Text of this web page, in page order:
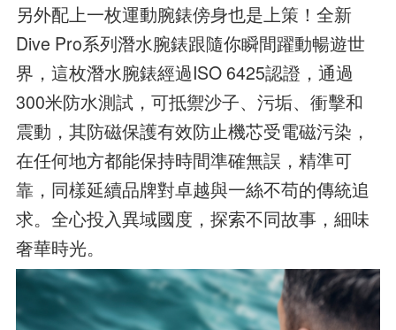
另外配上一枚運動腕錶傍身也是上策！全新
Dive Pro系列潛水腕錶跟隨你瞬間躍動暢遊世
界，這枚潛水腕錶經過ISO 6425認證，通過
300米防水測試，可抵禦沙子、污垢、衝擊和
震動，其防磁保護有效防止機芯受電磁污染，
在任何地方都能保持時間準確無誤，精準可
靠，同樣延續品牌對卓越與一絲不苟的傳統追
求。全心投入異域國度，探索不同故事，細味
奢華時光。